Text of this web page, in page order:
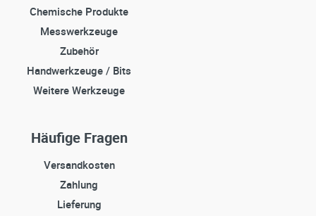
Chemische Produkte
Messwerkzeuge
Zubehör
Handwerkzeuge / Bits
Weitere Werkzeuge
Häufige Fragen
Versandkosten
Zahlung
Lieferung